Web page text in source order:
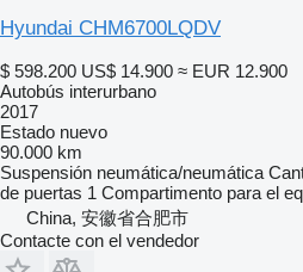
Hyundai CHM6700LQDV
$ 598.200 US$ 14.900 ≈ EUR 12.900
Autobús interurbano
2017
Estado nuevo
90.000 km
Suspensión neumática/neumática
de puertas 1 Compartimento para el
China, 安徽省合肥市
Contacte con el vendedor